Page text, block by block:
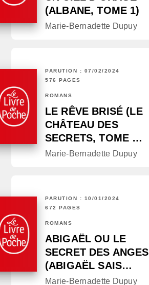
(ALBANE, TOME 1)
Marie-Bernadette Dupuy
PARUTION : 07/02/2024
576 PAGES
ROMANS
LE RÊVE BRISÉ (LE
CHÂTEAU DES
SECRETS, TOME …
Marie-Bernadette Dupuy
PARUTION : 10/01/2024
672 PAGES
ROMANS
ABIGAËL OU LE
SECRET DES ANGES
(ABIGAËL SAIS…
Marie-Bernadette Dupuy